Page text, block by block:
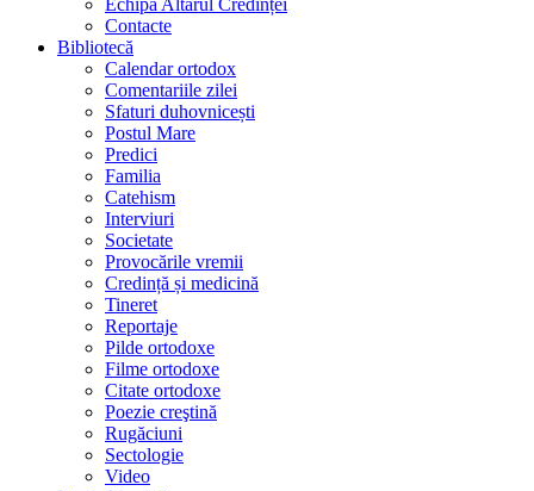
Echipa Altarul Credinței
Contacte
Bibliotecă
Calendar ortodox
Comentariile zilei
Sfaturi duhovnicești
Postul Mare
Predici
Familia
Catehism
Interviuri
Societate
Provocările vremii
Credință și medicină
Tineret
Reportaje
Pilde ortodoxe
Filme ortodoxe
Citate ortodoxe
Poezie creştină
Rugăciuni
Sectologie
Video